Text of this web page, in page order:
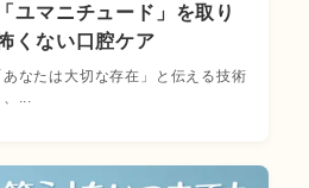
ユマニチュード」を取り
くない口腔ケア
なたは大切な存在」と伝える技術
...